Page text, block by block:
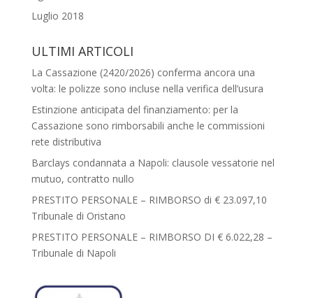
Luglio 2018
ULTIMI ARTICOLI
La Cassazione (2420/2026) conferma ancora una
volta: le polizze sono incluse nella verifica dell’usura
Estinzione anticipata del finanziamento: per la
Cassazione sono rimborsabili anche le commissioni
rete distributiva
Barclays condannata a Napoli: clausole vessatorie nel
mutuo, contratto nullo
PRESTITO PERSONALE – RIMBORSO di € 23.097,10
Tribunale di Oristano
PRESTITO PERSONALE – RIMBORSO DI € 6.022,28 –
Tribunale di Napoli